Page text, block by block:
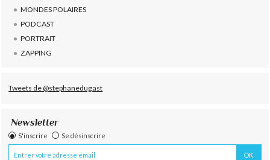
MONDES POLAIRES
PODCAST
PORTRAIT
ZAPPING
Tweets de @stephanedugast
Newsletter
S'inscrire Se désinscrire